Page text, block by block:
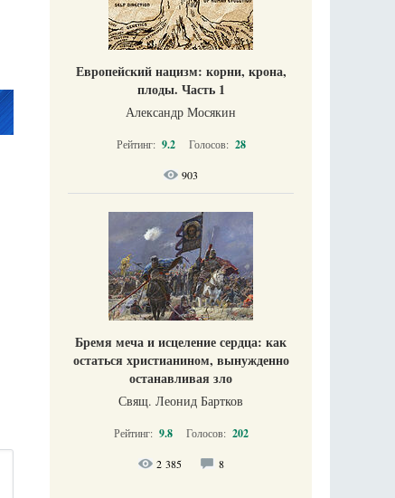
Европейский нацизм: корни, крона,
плоды. Часть 1
Александр Мосякин
Рейтинг: 9.2 Голосов: 28
903
Бремя меча и исцеление сердца: как
остаться христианином, вынужденно
останавливая зло
Свящ. Леонид Бартков
Рейтинг: 9.8 Голосов: 202
2 385 8